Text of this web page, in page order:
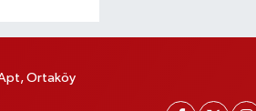
Ortaköy